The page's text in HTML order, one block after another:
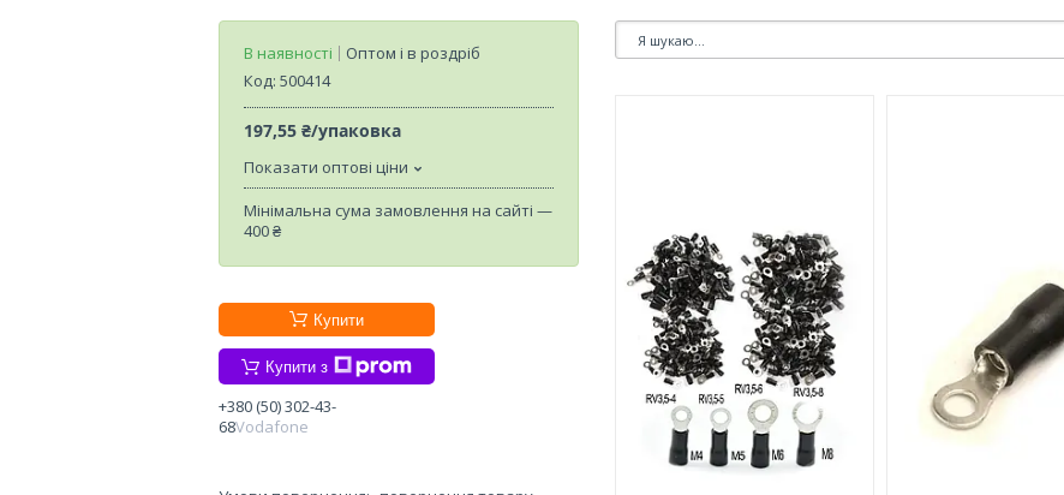
В наявності
Оптом і в роздріб
Код: 500414
197,55 ₴/упаковка
Показати оптові ціни
Мінімальна сума замовлення на сайті —
400 ₴
Купити
Купити з
+380 (50) 302-43-
68Vodafone